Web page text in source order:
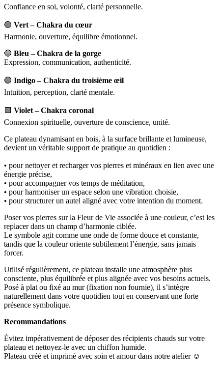
Confiance en soi, volonté, clarté personnelle.
🟢 Vert – Chakra du cœur
Harmonie, ouverture, équilibre émotionnel.
🔵 Bleu – Chakra de la gorge
Expression, communication, authenticité.
🟣 Indigo – Chakra du troisième œil
Intuition, perception, clarté mentale.
🟪 Violet – Chakra coronal
Connexion spirituelle, ouverture de conscience, unité.
Ce plateau dynamisant en bois, à la surface brillante et lumineuse,
devient un véritable support de pratique au quotidien :
• pour nettoyer et recharger vos pierres et minéraux en lien avec une
énergie précise,
• pour accompagner vos temps de méditation,
• pour harmoniser un espace selon une vibration choisie,
• pour structurer un autel aligné avec votre intention du moment.
Poser vos pierres sur la Fleur de Vie associée à une couleur, c’est les
replacer dans un champ d’harmonie ciblée.
Le symbole agit comme une onde de forme douce et constante,
tandis que la couleur oriente subtilement l’énergie, sans jamais
forcer.
Utilisé régulièrement, ce plateau installe une atmosphère plus
consciente, plus équilibrée et plus alignée avec vos besoins actuels.
Posé à plat ou fixé au mur (fixation non fournie), il s’intègre
naturellement dans votre quotidien tout en conservant une forte
présence symbolique.
Recommandations
Évitez impérativement de déposer des récipients chauds sur votre
plateau et nettoyez-le avec un chiffon humide.
Plateau créé et imprimé avec soin et amour dans notre atelier ☺